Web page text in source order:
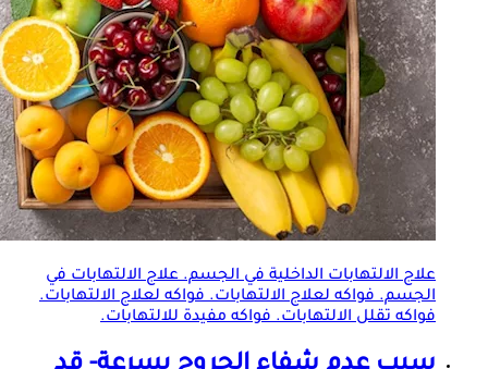
علاج الالتهابات الداخلية في الجسم. علاج الالتهابات في
الجسم. فواكه لعلاج الالتهابات. فواكه لعلاج الالتهابات.
فواكه تقلل الالتهابات. فواكه مفيدة للالتهابات.